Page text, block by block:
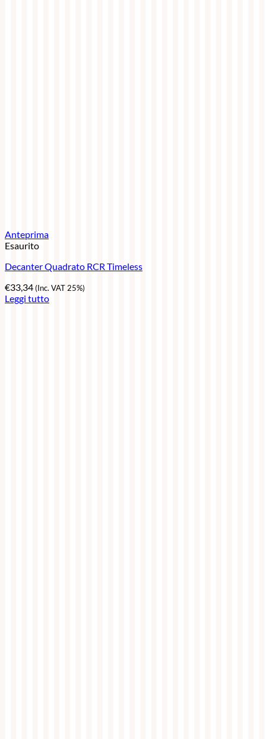
Anteprima
Esaurito
Decanter Quadrato RCR Timeless
€33,34(Inc. VAT 25%)
Leggi tutto